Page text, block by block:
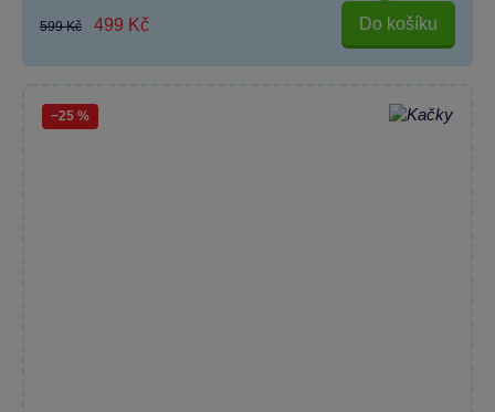
599 Kč 499 Kč Do košíku
−25 %